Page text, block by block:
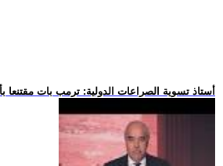
.. أستاذ تسوية الصراعات الدولية: ترمب بات مقتنعا